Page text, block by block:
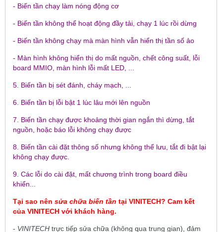
- Biến tần chạy làm nóng động cơ
- Biến tần không thể hoạt động đầy tải, chạy 1 lúc rồi dừng
- Biến tần không chạy mà màn hình vẫn hiển thị tần số ảo
- Màn hình không hiển thị do mất nguồn, chết công suất, lỗi
board MMIO, màn hình lỗi mất LED, ...
5. Biến tần bị sét đánh, cháy mạch, ...
6. Biến tần bị lỗi bật 1 lúc lâu mới lên nguồn
7. Biến tần chạy được khoảng thời gian ngắn thì dừng, tắt
nguồn, hoặc báo lỗi không chạy được
8. Biến tần cài đặt thông số nhưng không thể lưu, tắt đi bật lại
không chạy được.
9. Các lỗi do cài đặt, mất chương trình trong board điều
khiển...
Tại sao nên sửa chữa biến tần tại VINITECH? Cam kết
của VINITECH với khách hàng.
- VINITECH trực tiếp sửa chữa (không qua trung gian), đảm